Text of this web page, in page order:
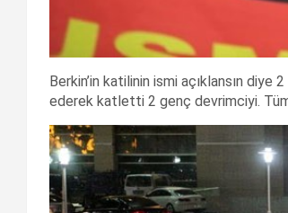
Berkin’in katilinin ismi açıklansın diye
ederek katletti 2 genç devrimciyi. Tüm